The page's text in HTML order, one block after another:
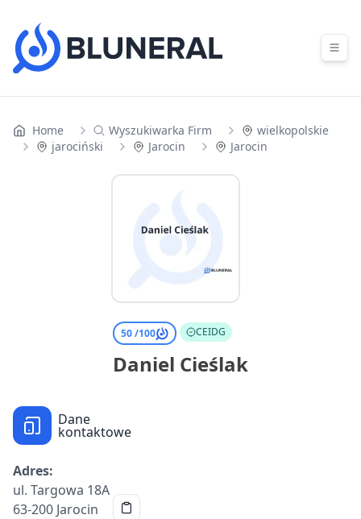
Home Wyszukiwarka Firm
wielkopolskie
jarociński
Jarocin Jarocin
50 /100 CEIDG
Daniel Cieślak
Dane
kontaktowe
Adres:
ul. Targowa 18A
63-200 Jarocin